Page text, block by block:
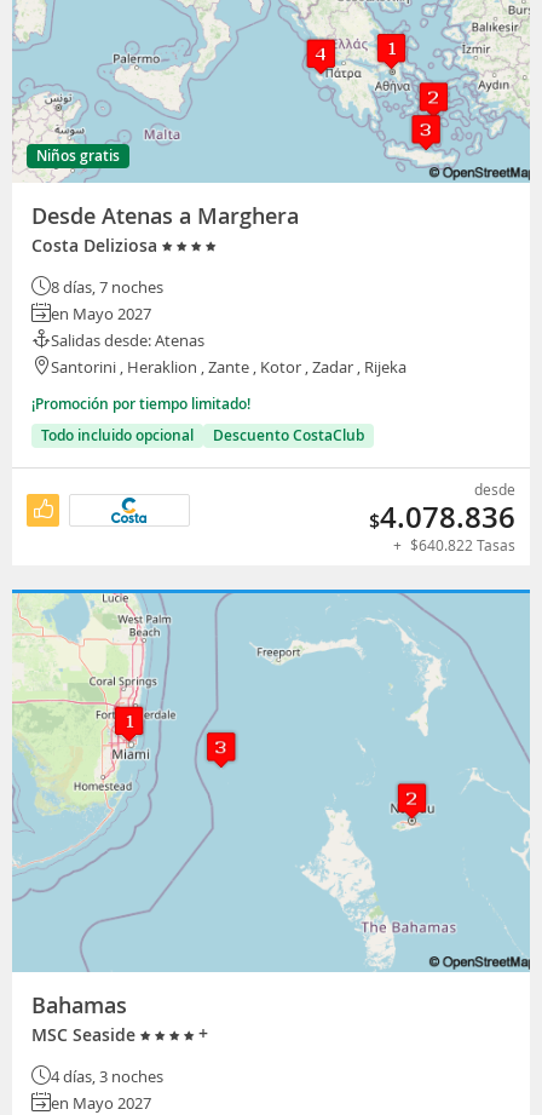
Niños gratis
Desde Atenas a Marghera
Costa Deliziosa
8 días, 7 noches
en Mayo 2027
Salidas desde: Atenas
Santorini , Heraklion , Zante , Kotor , Zadar , Rijeka
¡Promoción por tiempo limitado!
Todo incluido opcional
Descuento CostaClub
desde
$4.078.836
+ $640.822 Tasas
Bahamas
MSC Seaside +
4 días, 3 noches
en Mayo 2027